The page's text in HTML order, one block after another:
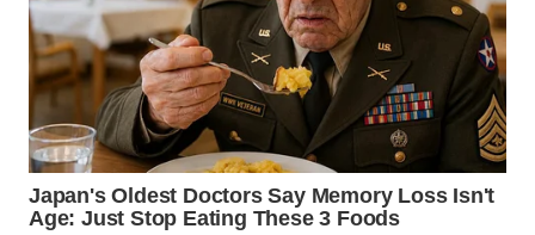
TOBA
WN
NIAS
WN
LANGKAT